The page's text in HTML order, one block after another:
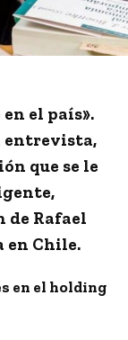
el país».
entrevista,
que se le
de Rafael
en Chile.
en el holding